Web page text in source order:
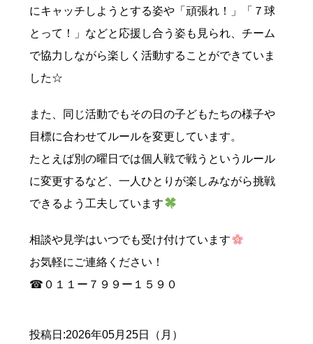
にキャッチしようとする姿や「頑張れ！」「７球
とって！」などと応援し合う姿も見られ、チーム
で協力しながら楽しく活動することができていま
した☆
また、同じ活動でもその日の子どもたちの様子や
目標に合わせてルールを変更しています。
たとえば別の曜日では個人戦で戦うというルール
に変更するなど、一人ひとりが楽しみながら挑戦
できるよう工夫しています
相談や見学はいつでも受け付けています
お気軽にご連絡ください！
☎０１１ー７９９ー１５９０
投稿日:2026年05月25日（月）